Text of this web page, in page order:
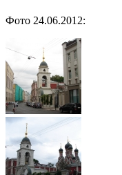
Фото 24.06.2012: